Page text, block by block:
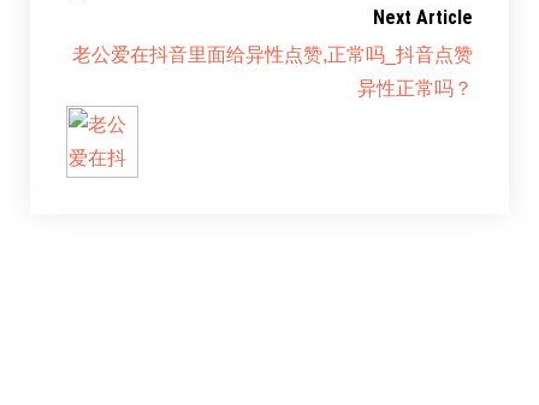
Next Article
老公爱在抖音里面给异性点赞,正常吗_抖音点赞
异性正常吗？